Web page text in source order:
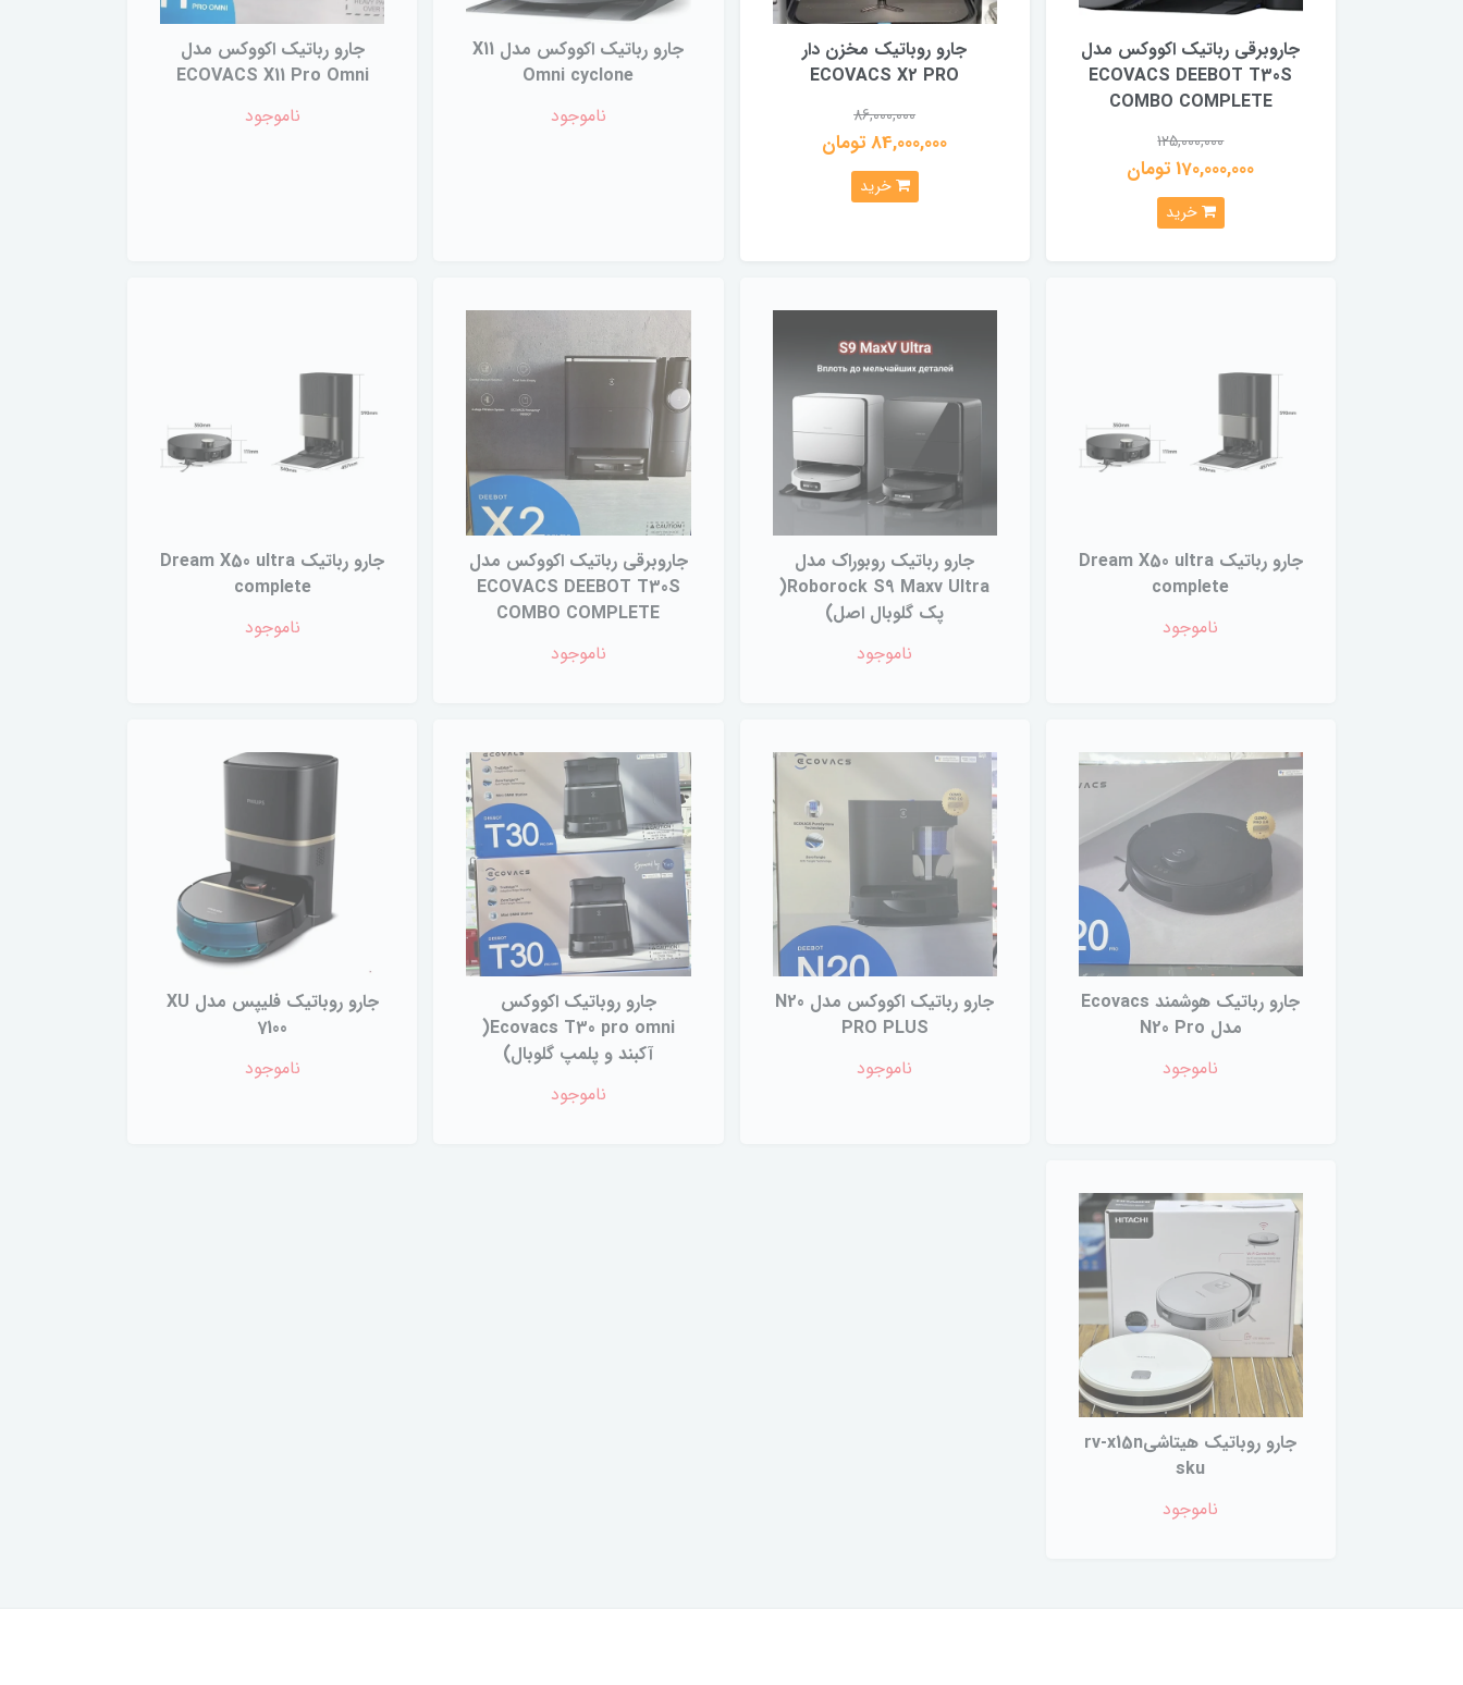
جاروبرقی رباتیک اکووکس مدل
ECOVACS DEEBOT T30S
COMBO COMPLETE
125,000,000
170,000,000 تومان
خرید
جارو روباتیک مخزن دار
ECOVACS X2 PRO
86,000,000
84,000,000 تومان
خرید
جارو رباتیک اکووکس مدل X11
Omni cyclone
ناموجود
جارو رباتیک اکووکس مدل
ECOVACS X11 Pro Omni
ناموجود
جارو رباتیک Dream X50 ultra
complete
ناموجود
جارو رباتیک روبوراک مدل
Roborock S9 Maxv Ultra(
پک گلوبال اصل)
ناموجود
جاروبرقی رباتیک اکووکس مدل
ECOVACS DEEBOT T30S
COMBO COMPLETE
ناموجود
جارو رباتیک Dream X50 ultra
complete
ناموجود
جارو رباتیک هوشمند Ecovacs
مدل N20 Pro
ناموجود
جارو رباتیک اکووکس مدل N20
PRO PLUS
ناموجود
جارو روباتیک اکووکس
Ecovacs T30 pro omni(
آکبند و پلمپ گلوبال)
ناموجود
جارو روباتیک فلیپس مدل XU
7100
ناموجود
جارو روباتیک هیتاشیrv-x15n
sku
ناموجود